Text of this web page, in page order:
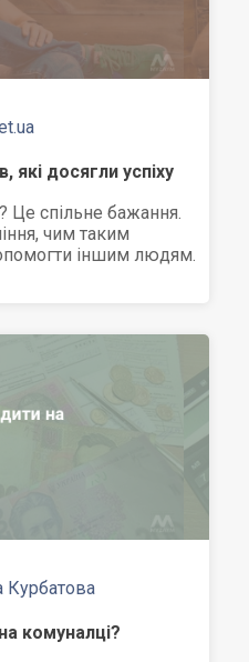
які досягли успіху
Це спільне бажання.
чим таким
іншим людям.
комуналці?